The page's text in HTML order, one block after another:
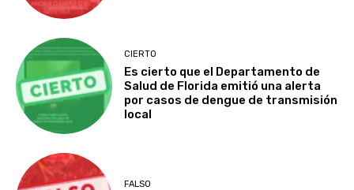
CIERTO
Es cierto que el Departamento de
Salud de Florida emitió una alerta
por casos de dengue de transmisión
local
FALSO